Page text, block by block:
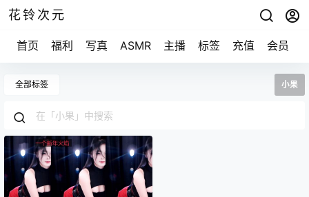
花铃次元
首页 福利 写真 ASMR 主播 标签 充值 会员
全部标签 小果